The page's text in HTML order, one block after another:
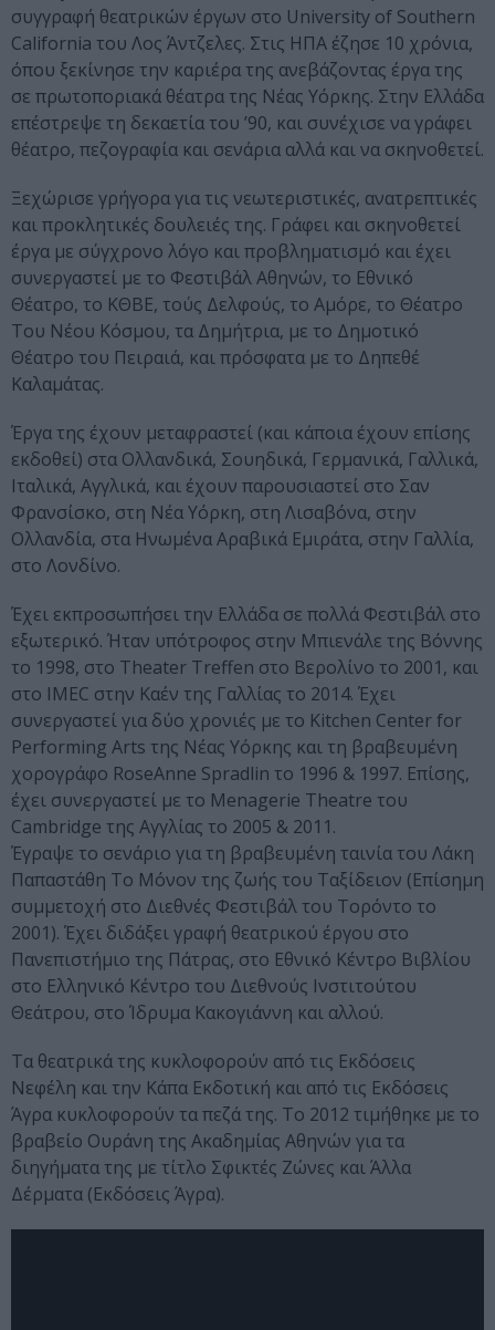
συγγραφή θεατρικών έργων στο University of Southern
California του Λος Άντζελες. Στις ΗΠΑ έζησε 10 χρόνια,
όπου ξεκίνησε την καριέρα της ανεβάζοντας έργα της
σε πρωτοποριακά θέατρα της Νέας Υόρκης. Στην Ελλάδα
επέστρεψε τη δεκαετία του ’90, και συνέχισε να γράφει
θέατρο, πεζογραφία και σενάρια αλλά και να σκηνοθετεί.
Ξεχώρισε γρήγορα για τις νεωτεριστικές, ανατρεπτικές
και προκλητικές δουλειές της. Γράφει και σκηνοθετεί
έργα με σύγχρονο λόγο και προβληματισμό και έχει
συνεργαστεί με το Φεστιβάλ Αθηνών, το Εθνικό
Θέατρο, το ΚΘΒΕ, τούς Δελφούς, το Αμόρε, το Θέατρο
Του Νέου Κόσμου, τα Δημήτρια, με το Δημοτικό
Θέατρο του Πειραιά, και πρόσφατα με το Δηπεθέ
Καλαμάτας.
Έργα της έχουν μεταφραστεί (και κάποια έχουν επίσης
εκδοθεί) στα Ολλανδικά, Σουηδικά, Γερμανικά, Γαλλικά,
Ιταλικά, Αγγλικά, και έχουν παρουσιαστεί στο Σαν
Φρανσίσκο, στη Νέα Υόρκη, στη Λισαβόνα, στην
Ολλανδία, στα Ηνωμένα Αραβικά Εμιράτα, στην Γαλλία,
στο Λονδίνο.
Έχει εκπροσωπήσει την Ελλάδα σε πολλά Φεστιβάλ στο
εξωτερικό. Ήταν υπότροφος στην Μπιενάλε της Βόννης
το 1998, στο Theater Treffen στο Βερολίνο το 2001, και
στο IMEC στην Καέν της Γαλλίας το 2014. Έχει
συνεργαστεί για δύο χρονιές με το Kitchen Center for
Performing Arts της Νέας Υόρκης και τη βραβευμένη
χορογράφο RoseAnne Spradlin το 1996 & 1997. Επίσης,
έχει συνεργαστεί με το Menagerie Theatre του
Cambridge της Αγγλίας το 2005 & 2011.
Έγραψε το σενάριο για τη βραβευμένη ταινία του Λάκη
Παπαστάθη Το Μόνον της ζωής του Ταξίδειον (Επίσημη
συμμετοχή στο Διεθνές Φεστιβάλ του Τορόντο το
2001). Έχει διδάξει γραφή θεατρικού έργου στο
Πανεπιστήμιο της Πάτρας, στο Εθνικό Κέντρο Βιβλίου
στο Ελληνικό Κέντρο του Διεθνούς Ινστιτούτου
Θεάτρου, στο Ίδρυμα Κακογιάννη και αλλού.
Τα θεατρικά της κυκλοφορούν από τις Εκδόσεις
Νεφέλη και την Κάπα Εκδοτική και από τις Εκδόσεις
Άγρα κυκλοφορούν τα πεζά της. Το 2012 τιμήθηκε με το
βραβείο Ουράνη της Ακαδημίας Αθηνών για τα
διηγήματα της με τίτλο Σφικτές Ζώνες και Άλλα
Δέρματα (Εκδόσεις Άγρα).